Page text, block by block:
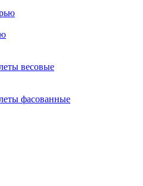
весовые
фасованные